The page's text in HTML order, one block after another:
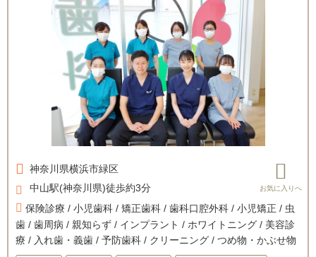
神奈川県横浜市緑区
中山駅(神奈川県)徒歩約3分
保険診療 / 小児歯科 / 矯正歯科 / 歯科口腔外科 / 小児矯正 / 虫
歯 / 歯周病 / 親知らず / インプラント / ホワイトニング / 美容診
療 / 入れ歯・義歯 / 予防歯科 / クリーニング / つめ物・かぶせ物